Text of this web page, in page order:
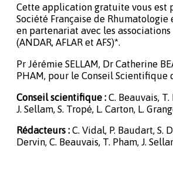
Cette application gratuite vous est
Société Française de Rhumatologie
en partenariat avec les
(ANDAR, AFLAR et AFS)*.
Pr Jérémie SELLAM, Dr Catherine
PHAM, pour le Conseil Scientifique
Conseil scientifique : C. Beauvais, T.
J. Sellam, S. Tropé, L. Carton, L.
Rédacteurs : C. Vidal, P. Baudart, S.
Dervin, C. Beauvais, T. Pham, J.